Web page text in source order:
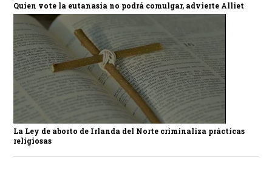
Quien vote la eutanasia no podrá comulgar, advierte Alliet
La Ley de aborto de Irlanda del Norte criminaliza prácticas
religiosas